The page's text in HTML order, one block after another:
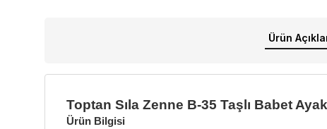
Ürün
Toptan Sıla Zenne B-35 Taşlı Babet
Ürün Bilgisi